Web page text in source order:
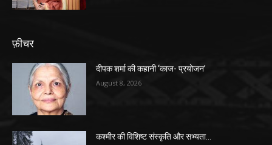
फ़ीचर
दीपक शर्मा की कहानी ‘काज- प्रयोजन’
August 8, 2026
कश्मीर की विशिष्ट संस्कृति और सभ्यता…